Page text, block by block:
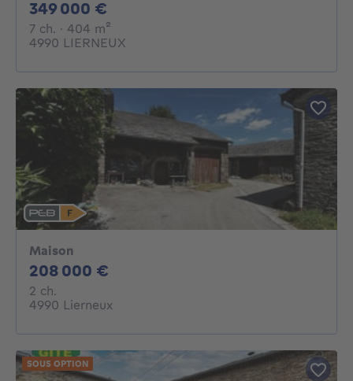
349 000 €
7 ch. 7 chambres
· 404 m²
4990 LIERNEUX
Maison
208 000 €
2 ch.
4990 Lierneux
SOUS OPTION